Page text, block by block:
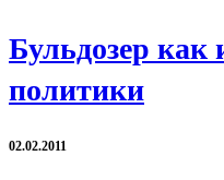
Бульдозер как
политики
02.02.2011